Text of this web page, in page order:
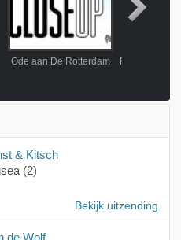
Ode aan De Rotterdam
& Kitsch
(2)
Bekijk uitzending